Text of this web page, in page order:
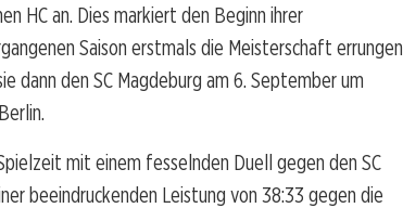
HC an. Dies markiert den Beginn ihrer
Saison erstmals die Meisterschaft errungen
dann den SC Magdeburg am 6. September um
mit einem fesselnden Duell gegen den SC
beeindruckenden Leistung von 38:33 gegen die